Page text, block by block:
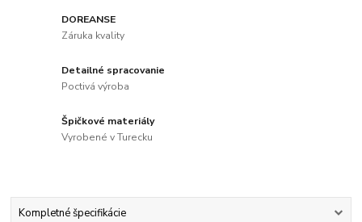
DOREANSE
Záruka kvality
Detailné spracovanie
Poctivá výroba
Špičkové materiály
Vyrobené v Turecku
Kompletné špecifikácie